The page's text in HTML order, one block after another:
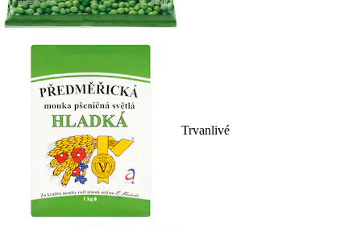
Trvanlivé